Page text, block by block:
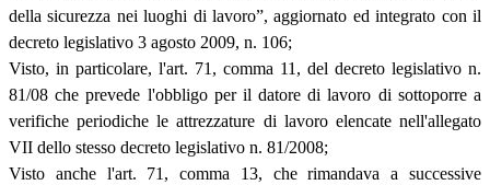
della sicurezza nei luoghi di lavoro”, aggiornato ed integrato con il
decreto legislativo 3 agosto 2009, n. 106;
Visto, in particolare, l'art. 71, comma 11, del decreto legislativo n.
81/08 che prevede l'obbligo per il datore di lavoro di sottoporre a
verifiche periodiche le attrezzature di lavoro elencate nell'allegato
VII dello stesso decreto legislativo n. 81/2008;
Visto anche l'art. 71, comma 13, che rimandava a successive